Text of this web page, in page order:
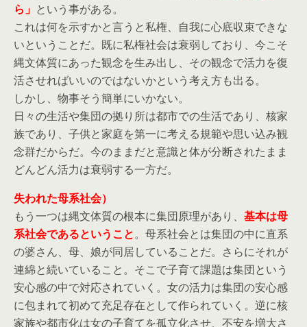
ら」 という事がある。
これは何を示すかと言うと私権、自我に心底収束できな
いということだ。既に私権社会は衰弱しており、今こそ
縄文体質にあった観念を生み出し、その観念で活力を復
活させればいいのではないかという考え方も出る。
しかし、物事そう簡単にいかない。
日々の生活や集団の拠り所は都市での生活であり、核家
族であり、子供と家庭を第一に考える規範や思い込み観
念群だからだ。今のままだと意識と体が分断されたまま
どんどん活力は衰弱する一方だ。
失われた母系社会）
もう一つは縄文体質の根本に集団原理があり、 基本は母
系社会であるということ。母系社会とは集団の中に直系
の婆さん、母、娘が同居していることだ。さらにそれが
連綿と続いていること。そこで子育て課題は集団という
安心感の中で対応されていく。女の活力は集団の安心感
に包まれて初めて充足存在として作られていく。逆に核
家族や都市化は女の子育てを孤立化させ、不安を増大さ